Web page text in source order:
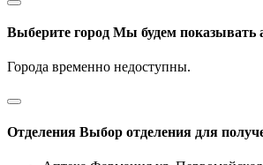
Выберите город Мы будем показывать
Города временно недоступны.
Отделения Выбор отделения для